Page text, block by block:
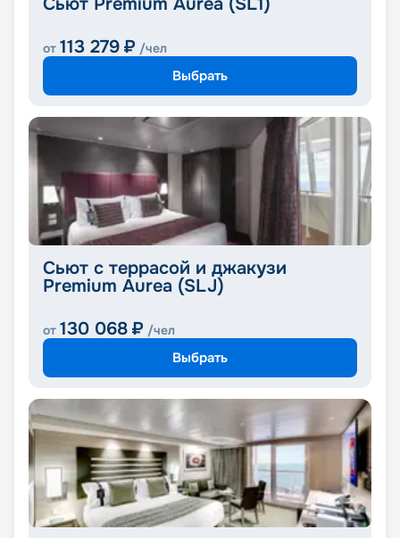
от 113 279 ₽ /чел
Выбрать
Сьют с террасой и джакузи
Premium Aurea (SLJ)
от 130 068 ₽ /чел
Выбрать